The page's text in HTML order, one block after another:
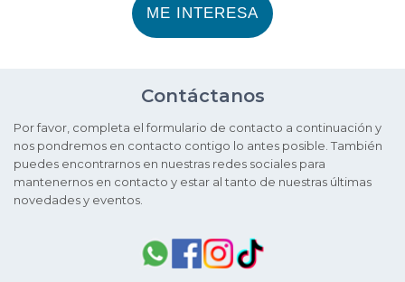
ME INTERESA
Contáctanos
Por favor, completa el formulario de contacto a continuación y
nos pondremos en contacto contigo lo antes posible. También
puedes encontrarnos en nuestras redes sociales para
mantenernos en contacto y estar al tanto de nuestras últimas
novedades y eventos.